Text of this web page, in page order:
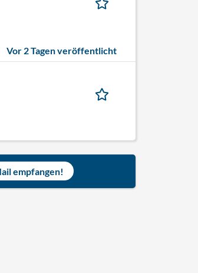
Vor 2 Tagen veröffentlicht
empfangen!